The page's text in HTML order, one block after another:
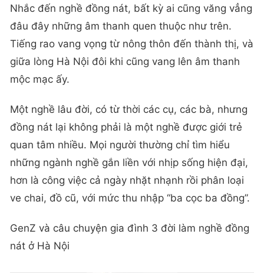
Nhắc đến nghề đồng nát, bất kỳ ai cũng văng vẳng
đâu đây những âm thanh quen thuộc như trên.
Tiếng rao vang vọng từ nông thôn đến thành thị, và
giữa lòng Hà Nội đôi khi cũng vang lên âm thanh
mộc mạc ấy.
Một nghề lâu đời, có từ thời các cụ, các bà, nhưng
đồng nát lại không phải là một nghề được giới trẻ
quan tâm nhiều. Mọi người thường chỉ tìm hiểu
những ngành nghề gắn liền với nhịp sống hiện đại,
hơn là công việc cả ngày nhặt nhạnh rồi phân loại
ve chai, đồ cũ, với mức thu nhập “ba cọc ba đồng”.
GenZ và câu chuyện gia đình 3 đời làm nghề đồng
nát ở Hà Nội